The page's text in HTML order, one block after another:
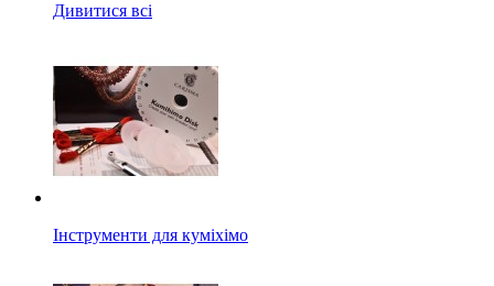
Дивитися всі
Інструменти для куміхімо